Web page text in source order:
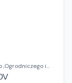
,Ogrodniczego i